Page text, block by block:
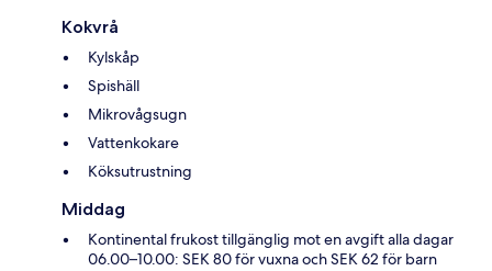
Kokvrå
Kylskåp
Spishäll
Mikrovågsugn
Vattenkokare
Köksutrustning
Middag
Kontinental frukost tillgänglig mot en avgift alla dagar
06.00–10.00: SEK 80 för vuxna och SEK 62 för barn